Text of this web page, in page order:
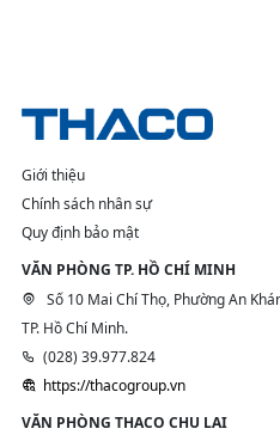
Giới thiệu
Chính sách nhân sự
Quy định bảo mật
VĂN PHÒNG TP. HỒ CHÍ MINH
Số 10 Mai Chí Thọ, Phường An
TP. Hồ Chí Minh.
(028) 39.977.824
https://thacogroup.vn
VĂN PHÒNG THACO CHU LAI